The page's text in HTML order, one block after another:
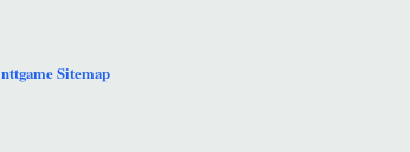
nttgameSitemap